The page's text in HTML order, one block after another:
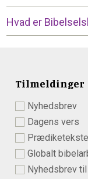
Hvad er
Tilmeldinger
Nyhedsbrev
Dagens vers
Globalt
Nyhedsbrev